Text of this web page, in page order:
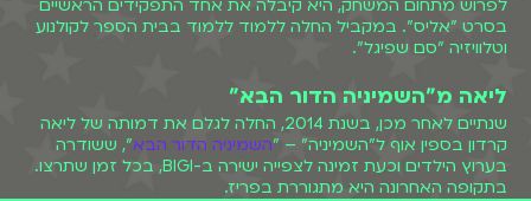
לפרוש מתחום המשחק, היא קיבלה את אחד התפקידים הראשיים
בסרט "אליס". במקביל החלה ללמוד ללמוד בבית הספר לקולנוע
וטלוויזיה "סם שפיגל".
ליאה מ"השמיניה הדור הבא"
שנתיים לאחר מכן, בשנת 2014, החלה לגלם את דמותה של ליאה
קרדון בספין אוף ל"השמיניה" – "השמיניה הדור הבא", ששודרה
בערוץ הילדים וכעת זמינה לצפייה ישירה ב-BIGI, בכל זמן שתרצו.
בתקופה האחרונה היא מתגוררת בפריז.